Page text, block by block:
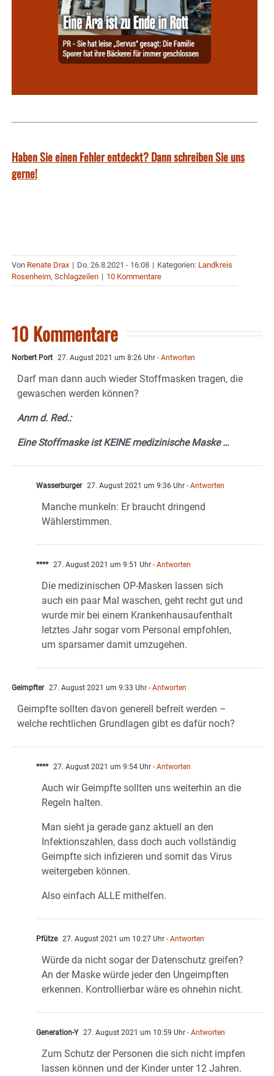
Haben Sie einen Fehler entdeckt? Dann schreiben Sie uns
gerne!
Von Renate Drax | Do. 26.8.2021 - 16:08 | Kategorien: Landkreis
Rosenheim, Schlagzeilen | 10 Kommentare
10 Kommentare
Norbert Port 27. August 2021 um 8:26 Uhr - Antworten
Darf man dann auch wieder Stoffmasken tragen, die
gewaschen werden können?
Anm d. Red.:
Eine Stoffmaske ist KEINE medizinische Maske …
Wasserburger 27. August 2021 um 9:36 Uhr - Antworten
Manche munkeln: Er braucht dringend
Wählerstimmen.
**** 27. August 2021 um 9:51 Uhr - Antworten
Die medizinischen OP-Masken lassen sich
auch ein paar Mal waschen, geht recht gut und
wurde mir bei einem Krankenhausaufenthalt
letztes Jahr sogar vom Personal empfohlen,
um sparsamer damit umzugehen.
Geimpfter 27. August 2021 um 9:33 Uhr - Antworten
Geimpfte sollten davon generell befreit werden –
welche rechtlichen Grundlagen gibt es dafür noch?
**** 27. August 2021 um 9:54 Uhr - Antworten
Auch wir Geimpfte sollten uns weiterhin an die
Regeln halten.
Man sieht ja gerade ganz aktuell an den
Infektionszahlen, dass doch auch vollständig
Geimpfte sich infizieren und somit das Virus
weitergeben können.
Also einfach ALLE mithelfen.
Pfütze 27. August 2021 um 10:27 Uhr - Antworten
Würde da nicht sogar der Datenschutz greifen?
An der Maske würde jeder den Ungeimpften
erkennen. Kontrollierbar wäre es ohnehin nicht.
Generation-Y 27. August 2021 um 10:59 Uhr - Antworten
Zum Schutz der Personen die sich nicht impfen
lassen können und der Kinder unter 12 Jahren.